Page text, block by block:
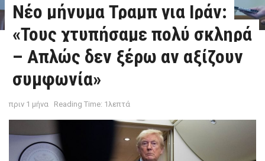
Νέο μήνυμα Τραμπ για Ιράν:
«Τους χτυπήσαμε πολύ σκληρά
– Απλώς δεν ξέρω αν αξίζουν
συμφωνία»
πριν 1 μήνα Reading Time: 1λεπτά